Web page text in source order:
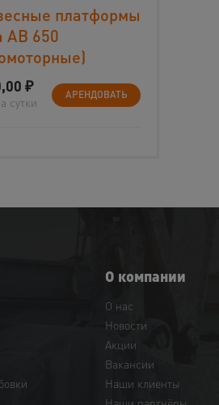
платформы
AB 650
₽
сутки
АРЕНДОВАТЬ
О компании
О нас
Новости
Акции
Вакансии
Наши клиенты